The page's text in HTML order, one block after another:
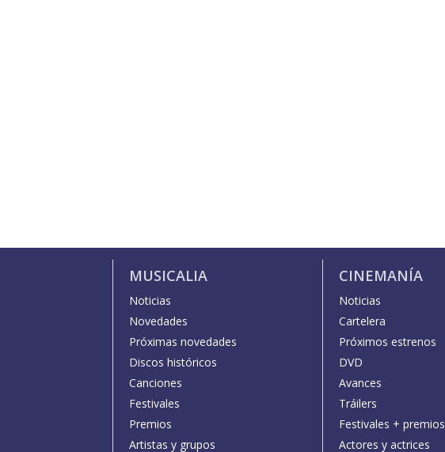
MUSICALIA
Noticias
Novedades
Próximas novedades
Discos históricos
Canciones
Festivales
Premios
Artistas y grupos
CINEMANÍA
Noticias
Cartelera
Próximos estrenos
DVD
Avances
Tráilers
Festivales + premios
Actores y actrices